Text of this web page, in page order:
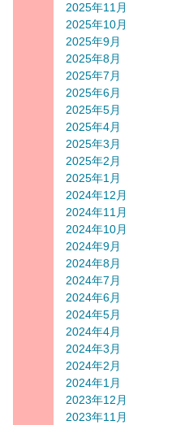
2025年11月
2025年10月
2025年9月
2025年8月
2025年7月
2025年6月
2025年5月
2025年4月
2025年3月
2025年2月
2025年1月
2024年12月
2024年11月
2024年10月
2024年9月
2024年8月
2024年7月
2024年6月
2024年5月
2024年4月
2024年3月
2024年2月
2024年1月
2023年12月
2023年11月